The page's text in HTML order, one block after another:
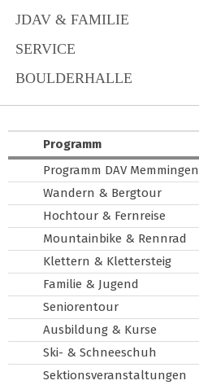
JDAV & FAMILIE
SERVICE
BOULDERHALLE
Programm
Programm DAV Memmingen
Wandern & Bergtour
Hochtour & Fernreise
Mountainbike & Rennrad
Klettern & Klettersteig
Familie & Jugend
Seniorentour
Ausbildung & Kurse
Ski- & Schneeschuh
Sektionsveranstaltungen